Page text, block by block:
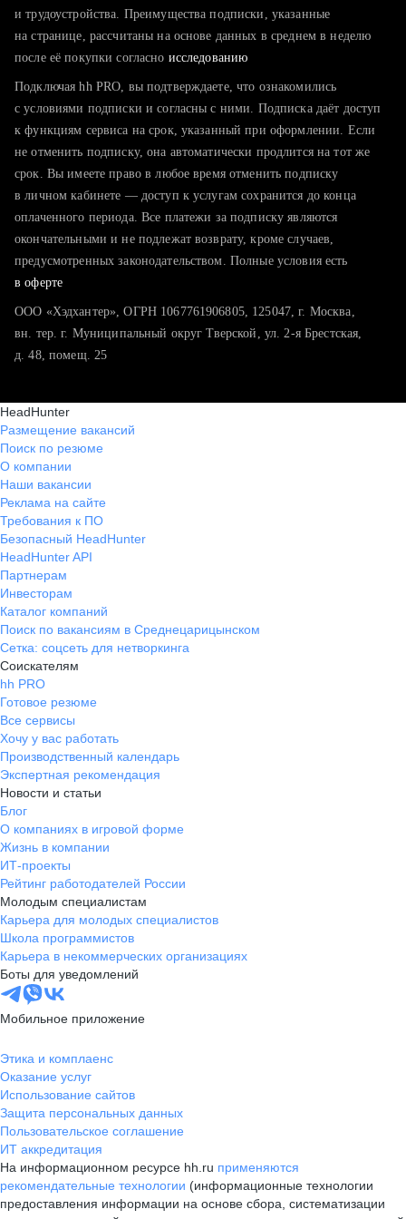
тратите много времени на поиск и вручную поднимаете
хотите сравнить себя с конкурентами и оценить шансы
и трудоустройства. Преимущества подписки, указанные
на странице, рассчитаны на основе данных в среднем в неделю
после её покупки согласно исследованию
Подключая hh PRO, вы подтверждаете, что ознакомились
с условиями подписки и согласны с ними. Подписка даёт доступ
к функциям сервиса на срок, указанный при оформлении. Если
не отменить подписку, она автоматически продлится на тот же
срок. Вы имеете право в любое время отменить подписку
в личном кабинете — доступ к услугам сохранится до конца
оплаченного периода. Все платежи за подписку являются
окончательными и не подлежат возврату, кроме случаев,
предусмотренных законодательством. Полные условия есть
в оферте
ООО «Хэдхантер», ОГРН 1067761906805, 125047, г. Москва,
вн. тер. г. Муниципальный округ Тверской, ул. 2-я Брестская,
д. 48, помещ. 25
HeadHunter
Размещение вакансий
Поиск по резюме
О компании
Наши вакансии
Реклама на сайте
Требования к ПО
Безопасный HeadHunter
HeadHunter API
Партнерам
Инвесторам
Каталог компаний
Поиск по вакансиям в Среднецарицынском
Сетка: соцсеть для нетворкинга
Соискателям
hh PRO
Готовое резюме
Все сервисы
Хочу у вас работать
Производственный календарь
Экспертная рекомендация
Новости и статьи
Блог
О компаниях в игровой форме
Жизнь в компании
ИТ-проекты
Рейтинг работодателей России
Молодым специалистам
Карьера для молодых специалистов
Школа программистов
Карьера в некоммерческих организациях
Боты для уведомлений
Мобильное приложение
Этика и комплаенс
Оказание услуг
Использование сайтов
Защита персональных данных
Пользовательское соглашение
ИТ аккредитация
На информационном ресурсе hh.ru применяются
рекомендательные технологии (информационные технологии
предоставления информации на основе сбора, систематизации